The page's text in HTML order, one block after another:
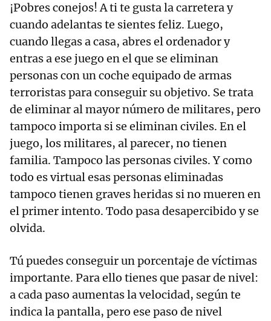
¡Pobres conejos! A ti te gusta la carretera y
cuando adelantas te sientes feliz. Luego,
cuando llegas a casa, abres el ordenador y
entras a ese juego en el que se eliminan
personas con un coche equipado de armas
terroristas para conseguir su objetivo. Se trata
de eliminar al mayor número de militares, pero
tampoco importa si se eliminan civiles. En el
juego, los militares, al parecer, no tienen
familia. Tampoco las personas civiles. Y como
todo es virtual esas personas eliminadas
tampoco tienen graves heridas si no mueren en
el primer intento. Todo pasa desapercibido y se
olvida.
Tú puedes conseguir un porcentaje de víctimas
importante. Para ello tienes que pasar de nivel:
a cada paso aumentas la velocidad, según te
indica la pantalla, pero ese paso de nivel